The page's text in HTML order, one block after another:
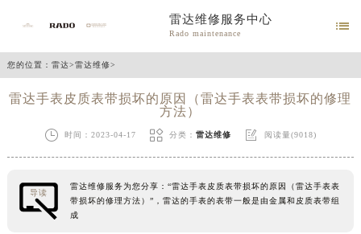
雷达维修服务中心
Rado maintenance

您的位置： 雷达>雷达维修>
雷达手表皮质表带损坏的原因（雷达手表表带损坏的修理
方法）
 时间：2023-04-17  分类： 雷达维修  阅读量(9018)
导读
雷达维修服务为您分享：“雷达手表皮质表带损坏的原因（雷达手表表
带损坏的修理方法）”，雷达的手表的表带一般是由金属和皮质表带组
成